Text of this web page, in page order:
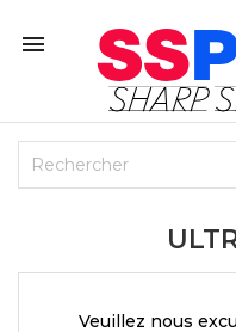

Veuillez nous